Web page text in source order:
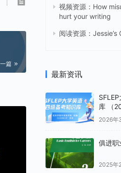
篇
视频资源：How
hurt your writing
阅读资源：Jessie’s
最新资讯
库
2026年
俱进职
2025年